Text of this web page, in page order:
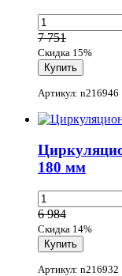
7 751
Скидка 15%
Артикул: n216946
180 мм
6 984
Скидка 14%
Артикул: n216932